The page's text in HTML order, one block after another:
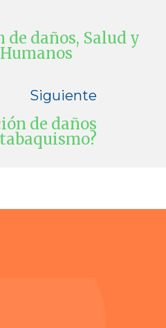
de daños, Salud y
Siguiente
de daños